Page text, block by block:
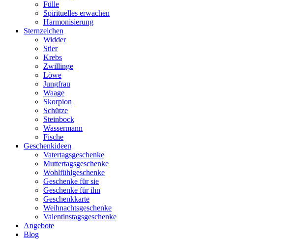
Fülle
Spirituelles erwachen
Harmonisierung
Sternzeichen
Widder
Stier
Krebs
Zwillinge
Löwe
Jungfrau
Waage
Skorpion
Schütze
Steinbock
Wassermann
Fische
Geschenkideen
Vatertagsgeschenke
Muttertagsgeschenke
Wohlfühlgeschenke
Geschenke für sie
Geschenke für ihn
Geschenkkarte
Weihnachtsgeschenke
Valentinstagsgeschenke
Angebote
Blog